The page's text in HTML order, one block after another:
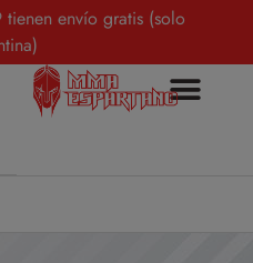
envío gratis (solo